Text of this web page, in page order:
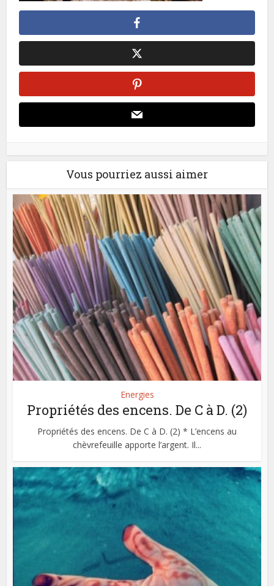
Vous pourriez aussi aimer
Energies
Propriétés des encens. De C à D. (2)
Propriétés des encens. De C à D. (2) * L’encens au
chèvrefeuille apporte l’argent. Il...